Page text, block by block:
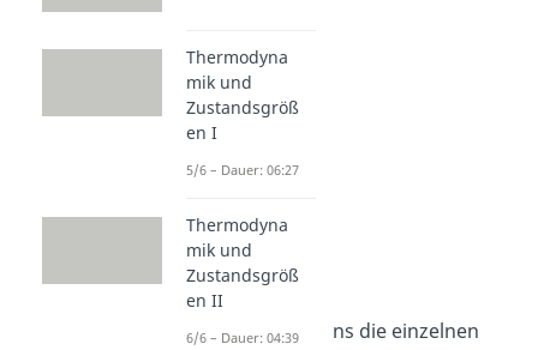
Temperatur
Jetzt schauen wir uns die einzelnen
Thermodyna
mik und
Zustandsgröß
en I
5/6 – Dauer: 06:27
Thermodyna
mik und
Zustandsgröß
en II
6/6 – Dauer: 04:39